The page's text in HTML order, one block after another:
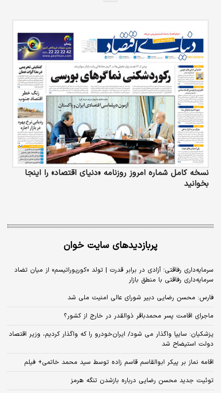
نسخه کامل شماره امروز روزنامه «دنیای‌ اقتصاد» را اینجا
بخوانید
پربازدیدهای سایت خوان
سرمایه‌داری رفاقتی؛ آزادی در برابر قدرت | تولد «کورپوراتیسم» از میان تضاد
سرمایه‌داری رفاقتی با منطق بازار
فارس: محسن رضایی دبیر شورای عالی امنیت ملی شد
ماجرای اقامت پسر محمدباقر ذوالقدر در خارج از کشور؟
پزشکیان: سایپا واگذار می شود/ ایران‌خودرو را که واگذار کردیم، وزیر اقتصاد
دولت استیضاح شد
اقامه نماز بر پیکر ابوالقاسم قاسم زاده توسط سید محمد خاتمی+ فیلم
توئیت جدید محسن رضایی درباره بازشدن تنگه هرمز